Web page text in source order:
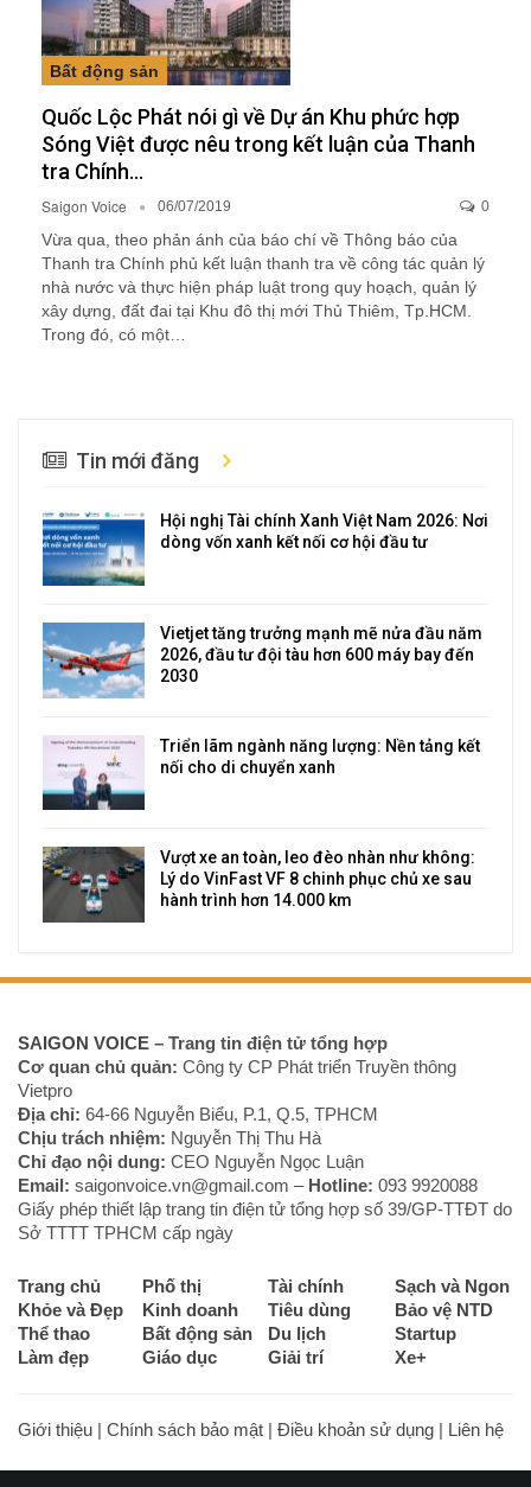
Bất động sản
Quốc Lộc Phát nói gì về Dự án Khu phức hợp
Sóng Việt được nêu trong kết luận của Thanh
tra Chính…
Saigon Voice 06/07/2019 0
Vừa qua, theo phản ánh của báo chí về Thông báo của
Thanh tra Chính phủ kết luận thanh tra về công tác quản lý
nhà nước và thực hiện pháp luật trong quy hoạch, quản lý
xây dựng, đất đai tại Khu đô thị mới Thủ Thiêm, Tp.HCM.
Trong đó, có một…
Tin mới đăng
Hội nghị Tài chính Xanh Việt Nam 2026: Nơi
dòng vốn xanh kết nối cơ hội đầu tư
Vietjet tăng trưởng mạnh mẽ nửa đầu năm
2026, đầu tư đội tàu hơn 600 máy bay đến
2030
Triển lãm ngành năng lượng: Nền tảng kết
nối cho di chuyển xanh
Vượt xe an toàn, leo đèo nhàn như không:
Lý do VinFast VF 8 chinh phục chủ xe sau
hành trình hơn 14.000 km
SAIGON VOICE – Trang tin điện tử tổng hợp
Cơ quan chủ quản: Công ty CP Phát triển Truyền thông
Vietpro
Địa chỉ: 64-66 Nguyễn Biểu, P.1, Q.5, TPHCM
Chịu trách nhiệm: Nguyễn Thị Thu Hà
Chỉ đạo nội dung: CEO Nguyễn Ngọc Luận
Email: saigonvoice.vn@gmail.com – Hotline: 093 9920088‬
Giấy phép thiết lập trang tin điện tử tổng hợp số 39/GP-TTĐT do
Sở TTTT TPHCM cấp ngày
Trang chủ Phố thị Tài chính
Sạch và Ngon
Khỏe và Đẹp
Kinh doanh Tiêu dùng
Bảo vệ NTD
Thể thao
Bất động sản Du lịch
Startup
Làm đẹp
Giáo dục Giải trí Xe+
Giới thiệu | Chính sách bảo mật | Điều khoản sử dụng | Liên hệ